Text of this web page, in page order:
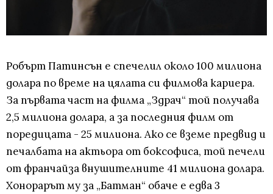
Робърт Патинсън е спечелил около 100 милиона
долара по време на цялата си филмова кариера.
За първата част на филма „Здрач“ той получава
2,5 милиона долара, а за последния филм от
поредицата - 25 милиона. Ако се вземе предвид и
печалбата на актьора от боксофиса, той печели
от франчайза внушителните 41 милиона долара.
Хонорарът му за „Батман“ обаче е едва 3